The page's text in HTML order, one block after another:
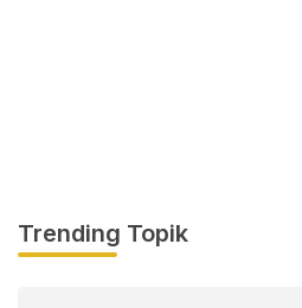
Trending Topik